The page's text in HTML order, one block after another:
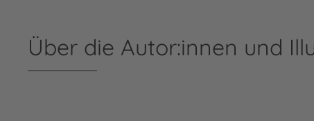
Über die Autor:innen und